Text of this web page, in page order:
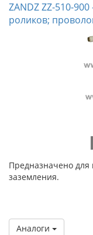
ZANDZ ZZ-510-
роликов;
Предназначено
заземления.
Аналоги